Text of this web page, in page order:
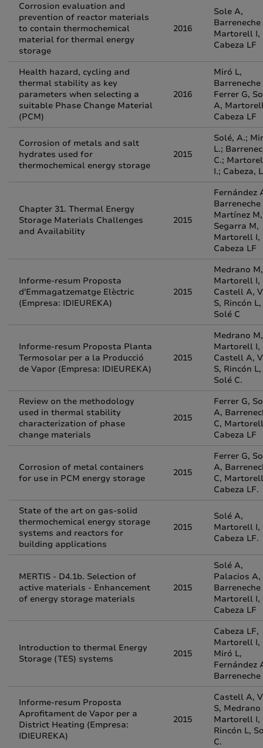
Corrosion evaluation and
prevention of reactor materials
to contain thermochemical
material for thermal energy
storage
2016
Sole A,
Barreneche
Martorell I,
Cabeza LF
Health hazard, cycling and
thermal stability as key
parameters when selecting a
suitable Phase Change Material
(PCM)
2016
Miró L,
Barreneche
Ferrer G,
A,
Cabeza LF
Corrosion of metals and salt
hydrates used for
thermochemical energy storage
2015
Solé, A.;
L.;
C.;
I.; Cabeza,
Chapter 31. Thermal Energy
Storage Materials Challenges
and Availability
2015
Fernández
Barreneche
Martínez M,
Segarra M,
Martorell I,
Cabeza LF
Informe-resum Proposta
d'Emmagatzematge Elèctric
(Empresa: IDIEUREKA)
2015
Medrano M,
Martorell I,
Castell A,
S, Rincón L,
Solé C
Informe-resum Proposta Planta
Termosolar per a la Producció
de Vapor (Empresa: IDIEUREKA)
2015
Medrano M,
Martorell I,
Castell A,
S, Rincón L,
Solé C.
Review on the methodology
used in thermal stability
characterization of phase
change materials
2015
Ferrer G,
A,
C,
Cabeza LF
Corrosion of metal containers
for use in PCM energy storage
2015
Ferrer G,
A,
C,
Cabeza LF.
State of the art on gas-solid
thermochemical energy storage
systems and reactors for
building applications
2015
Solé A,
Martorell I,
Cabeza LF.
MERTIS - D4.1b. Selection of
active materials - Enhancement
of energy storage materials
2015
Solé A,
Palacios A,
Barreneche
Martorell I,
Cabeza LF
Introduction to thermal Energy
Storage (TES) systems
2015
Cabeza LF,
Martorell I,
Miró L,
Fernández
Barreneche
Informe-resum Proposta
Aprofitament de Vapor per a
District Heating (Empresa:
IDIEUREKA)
2015
Castell A,
S, Medrano
Martorell I,
Rincón L,
C.